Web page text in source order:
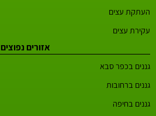
העתקת עצים
עקירת עצים
אזורים נפוצים
גננים בכפר סבא
גננים ברחובות
גננים בחיפה